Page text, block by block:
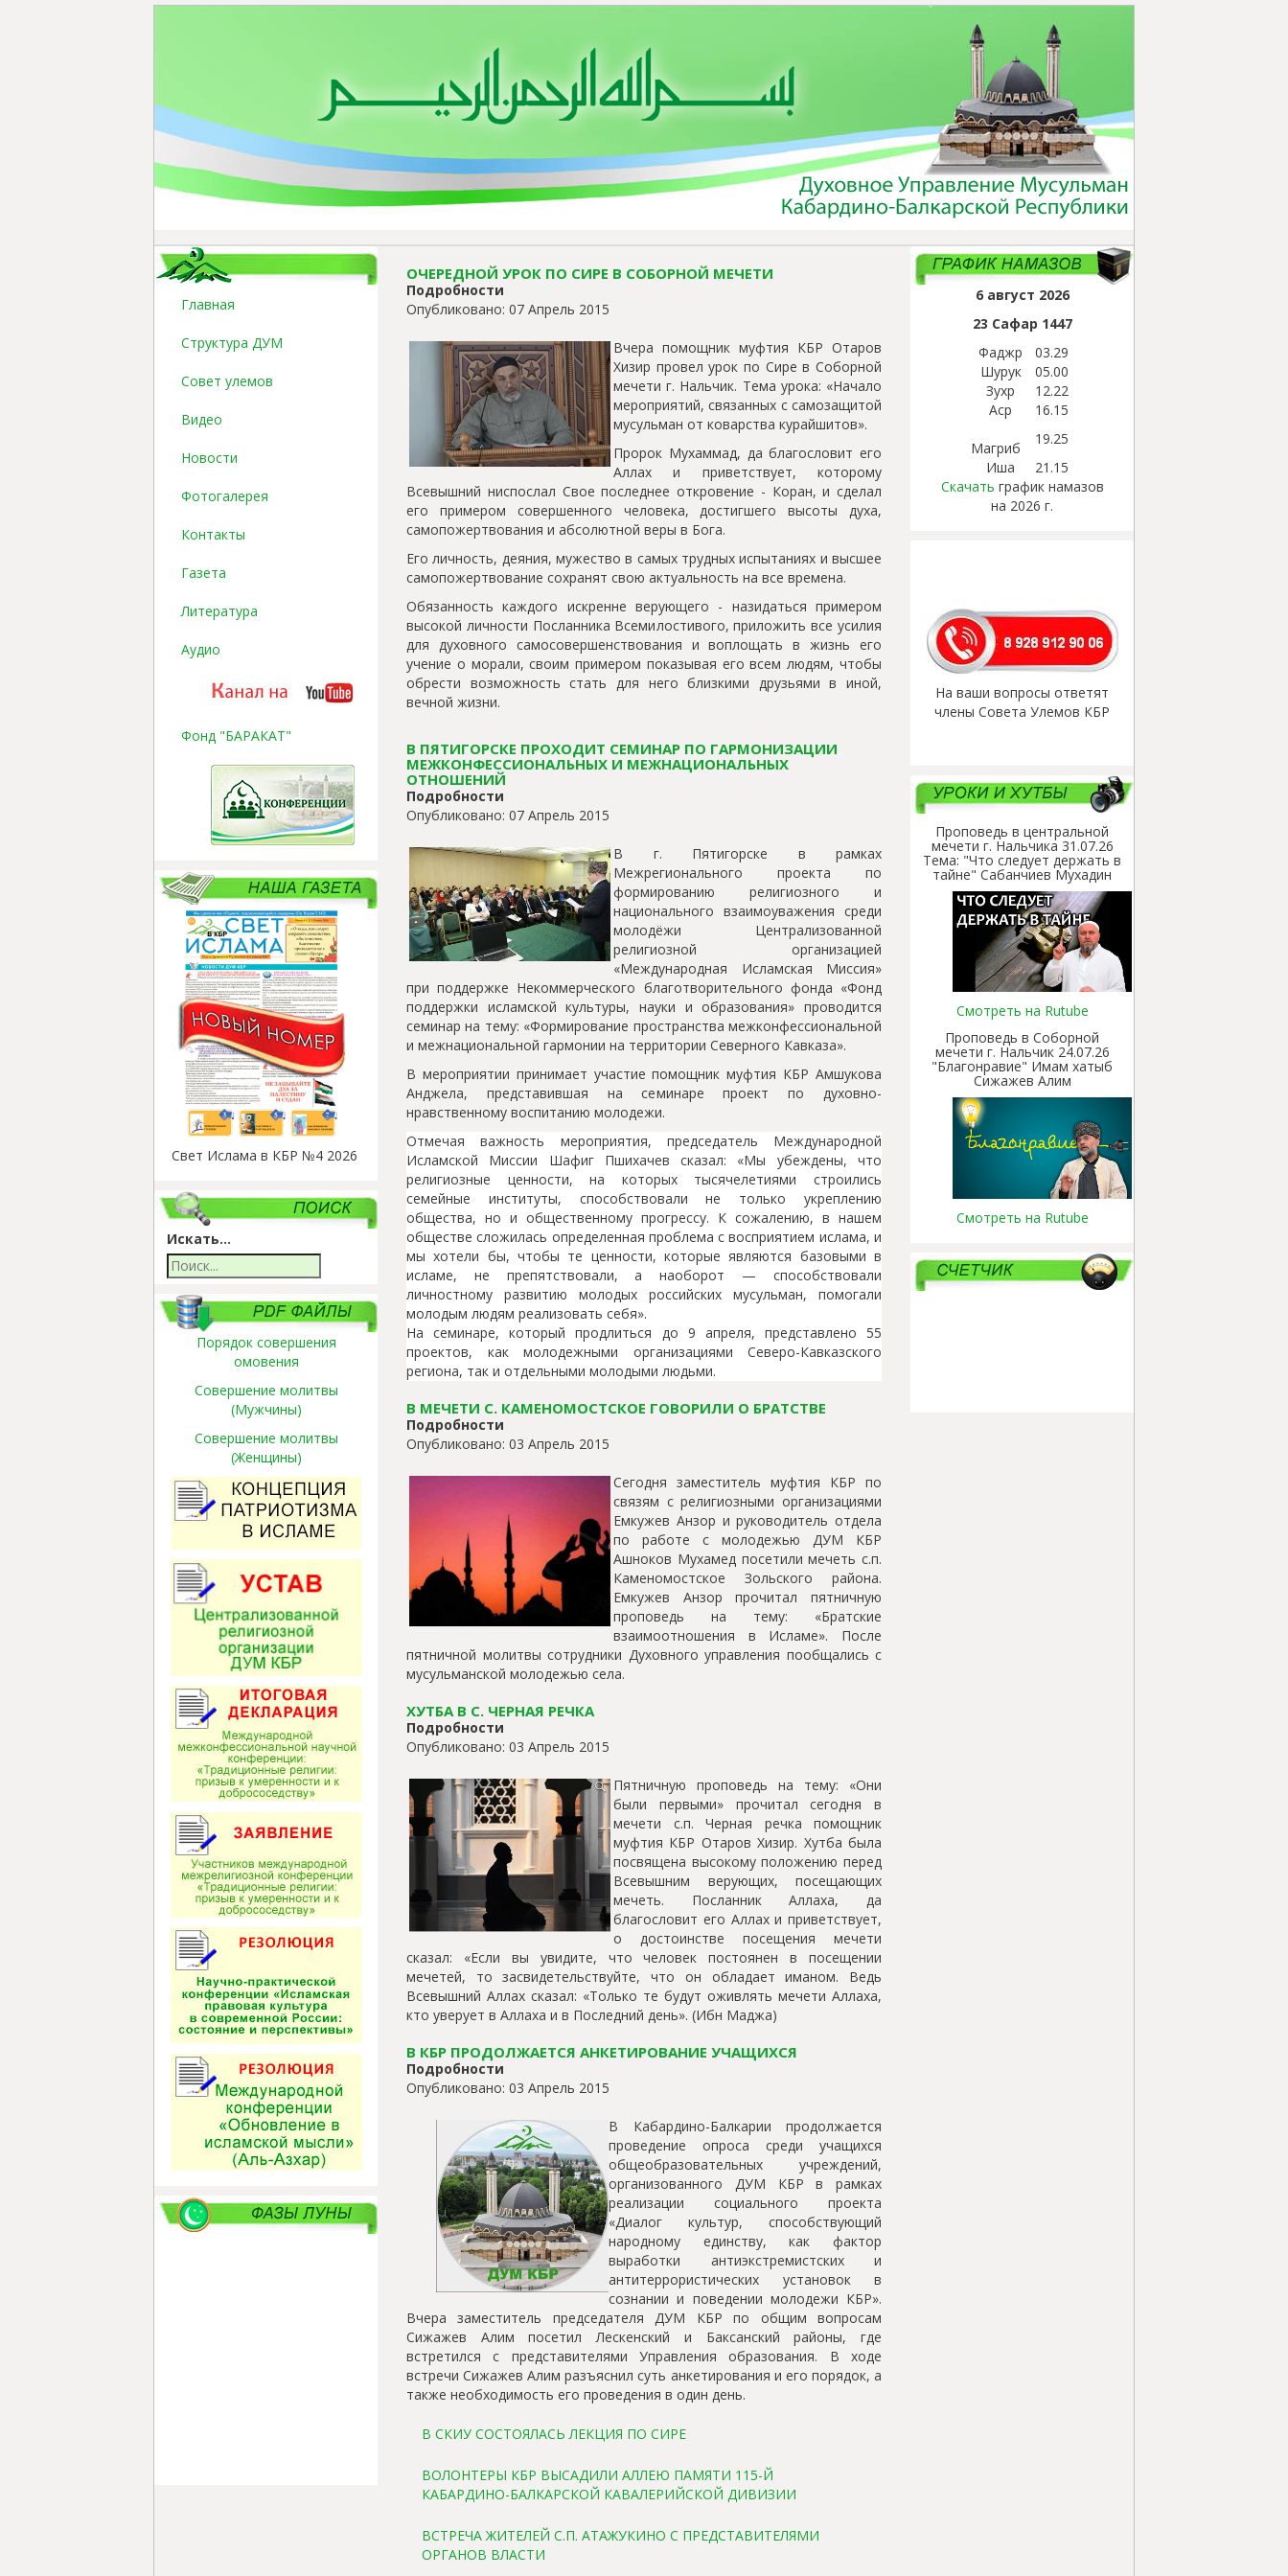
Главная
Структура ДУМ
Совет улемов
Видео
Новости
Фотогалерея
Контакты
Газета
Литература
Аудио
Фонд "БАРАКАТ"
Свет Ислама в КБР №4 2026
Искать...
Порядок совершения
омовения
Совершение молитвы
(Мужчины)
Совершение молитвы
(Женщины)
ОЧЕРЕДНОЙ УРОК ПО СИРЕ В СОБОРНОЙ МЕЧЕТИ
Подробности
Опубликовано: 07 Апрель 2015
Вчера помощник муфтия КБР Отаров
Хизир провел урок по Сире в Соборной
мечети г. Нальчик. Тема урока: «Начало
мероприятий, связанных с самозащитой
мусульман от коварства курайшитов».
Пророк Мухаммад, да благословит его
Аллах и приветствует, которому
Всевышний ниспослал Свое последнее откровение - Коран, и сделал
его примером совершенного человека, достигшего высоты духа,
самопожертвования и абсолютной веры в Бога.
Его личность, деяния, мужество в самых трудных испытаниях и высшее
самопожертвование сохранят свою актуальность на все времена.
Обязанность каждого искренне верующего - назидаться примером
высокой личности Посланника Всемилостивого, приложить все усилия
для духовного самосовершенствования и воплощать в жизнь его
учение о морали, своим примером показывая его всем людям, чтобы
обрести возможность стать для него близкими друзьями в иной,
вечной жизни.
В ПЯТИГОРСКЕ ПРОХОДИТ СЕМИНАР ПО ГАРМОНИЗАЦИИ
МЕЖКОНФЕССИОНАЛЬНЫХ И МЕЖНАЦИОНАЛЬНЫХ
ОТНОШЕНИЙ
Подробности
Опубликовано: 07 Апрель 2015
В г. Пятигорске в рамках
Межрегионального проекта по
формированию религиозного и
национального взаимоуважения среди
молодёжи Централизованной
религиозной организацией
«Международная Исламская Миссия»
при поддержке Некоммерческого благотворительного фонда «Фонд
поддержки исламской культуры, науки и образования» проводится
семинар на тему: «Формирование пространства межконфессиональной
и межнациональной гармонии на территории Северного Кавказа».
В мероприятии принимает участие помощник муфтия КБР Амшукова
Анджела, представившая на семинаре проект по духовно-
нравственному воспитанию молодежи.
Отмечая важность мероприятия, председатель Международной
Исламской Миссии Шафиг Пшихачев сказал: «Мы убеждены, что
религиозные ценности, на которых тысячелетиями строились
семейные институты, способствовали не только укреплению
общества, но и общественному прогрессу. К сожалению, в нашем
обществе сложилась определенная проблема с восприятием ислама, и
мы хотели бы, чтобы те ценности, которые являются базовыми в
исламе, не препятствовали, а наоборот — способствовали
личностному развитию молодых российских мусульман, помогали
молодым людям реализовать себя».
На семинаре, который продлиться до 9 апреля, представлено 55
проектов, как молодежными организациями Северо-Кавказского
региона, так и отдельными молодыми людьми.
В МЕЧЕТИ С. КАМЕНОМОСТСКОЕ ГОВОРИЛИ О БРАТСТВЕ
Подробности
Опубликовано: 03 Апрель 2015
Сегодня заместитель муфтия КБР по
связям с религиозными организациями
Емкужев Анзор и руководитель отдела
по работе с молодежью ДУМ КБР
Ашноков Мухамед посетили мечеть с.п.
Каменомостское Зольского района.
Емкужев Анзор прочитал пятничную
проповедь на тему: «Братские
взаимоотношения в Исламе». После
пятничной молитвы сотрудники Духовного управления пообщались с
мусульманской молодежью села.
ХУТБА В С. ЧЕРНАЯ РЕЧКА
Подробности
Опубликовано: 03 Апрель 2015
Пятничную проповедь на тему: «Они
были первыми» прочитал сегодня в
мечети с.п. Черная речка помощник
муфтия КБР Отаров Хизир. Хутба была
посвящена высокому положению перед
Всевышним верующих, посещающих
мечеть. Посланник Аллаха, да
благословит его Аллах и приветствует,
о достоинстве посещения мечети
сказал: «Если вы увидите, что человек постоянен в посещении
мечетей, то засвидетельствуйте, что он обладает иманом. Ведь
Всевышний Аллах сказал: «Только те будут оживлять мечети Аллаха,
кто уверует в Аллаха и в Последний день». (Ибн Маджа)
В КБР ПРОДОЛЖАЕТСЯ АНКЕТИРОВАНИЕ УЧАЩИХСЯ
Подробности
Опубликовано: 03 Апрель 2015
В Кабардино-Балкарии продолжается
проведение опроса среди учащихся
общеобразовательных учреждений,
организованного ДУМ КБР в рамках
реализации социального проекта
«Диалог культур, способствующий
народному единству, как фактор
выработки антиэкстремистских и
антитеррористических установок в
сознании и поведении молодежи КБР».
Вчера заместитель председателя ДУМ КБР по общим вопросам
Сижажев Алим посетил Лескенский и Баксанский районы, где
встретился с представителями Управления образования. В ходе
встречи Сижажев Алим разъяснил суть анкетирования и его порядок, а
также необходимость его проведения в один день.
В СКИУ СОСТОЯЛАСЬ ЛЕКЦИЯ ПО СИРЕ
ВОЛОНТЕРЫ КБР ВЫСАДИЛИ АЛЛЕЮ ПАМЯТИ 115-Й
КАБАРДИНО-БАЛКАРСКОЙ КАВАЛЕРИЙСКОЙ ДИВИЗИИ
ВСТРЕЧА ЖИТЕЛЕЙ С.П. АТАЖУКИНО С ПРЕДСТАВИТЕЛЯМИ
ОРГАНОВ ВЛАСТИ
6 август 2026
23 Сафар 1447
Фаджр
03.29
Шурук
05.00
Зухр
12.22
Аср
16.15
Магриб
19.25
Иша
21.15
Скачать график намазов
на 2026 г.
На ваши вопросы ответят
члены Совета Улемов КБР
Проповедь в центральной
мечети г. Нальчика 31.07.26
Тема: "Что следует держать в
тайне" Сабанчиев Мухадин
Смотреть на Rutube
Проповедь в Соборной
мечети г. Нальчик 24.07.26
"Благонравие" Имам хатыб
Сижажев Алим
Смотреть на Rutube